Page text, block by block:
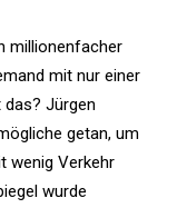
millionenfacher
mit nur einer
das? Jürgen
getan, um
wenig Verkehr
wurde